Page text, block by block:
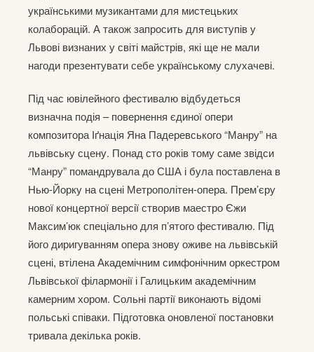
українськими музикантами для мистецьких
колаборацій. А також запросить для виступів у
Львові визнаних у світі майстрів, які ще не мали
нагоди презентувати себе українському слухачеві.
Під час ювілейного фестивалю відбудеться
визначна подія – повернення єдиної опери
композитора Іґнація Яна Падеревського “Манру” на
львівську сцену. Понад сто років тому саме звідси
“Манру” помандрувала до США і була поставлена в
Нью-Йорку на сцені Метрополітен-опера. Прем’єру
нової концертної версії створив маестро Єжи
Максим’юк спеціально для п’ятого фестивалю. Під
його диригуванням опера знову оживе на львівській
сцені, втілена Академічним симфонічним оркестром
Львівської філармонії і Галицьким академічним
камерним хором. Сольні партії виконають відомі
польські співаки. Підготовка оновленої постановки
тривала декілька років.